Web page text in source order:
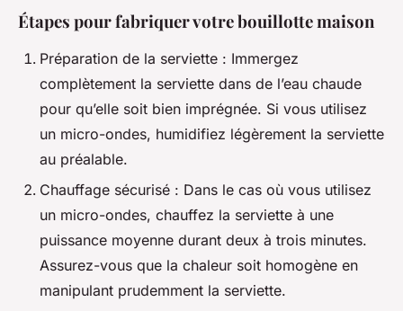
Étapes pour fabriquer votre bouillotte maison
Préparation de la serviette : Immergez
complètement la serviette dans de l’eau chaude
pour qu’elle soit bien imprégnée. Si vous utilisez
un micro-ondes, humidifiez légèrement la serviette
au préalable.
Chauffage sécurisé : Dans le cas où vous utilisez
un micro-ondes, chauffez la serviette à une
puissance moyenne durant deux à trois minutes.
Assurez-vous que la chaleur soit homogène en
manipulant prudemment la serviette.